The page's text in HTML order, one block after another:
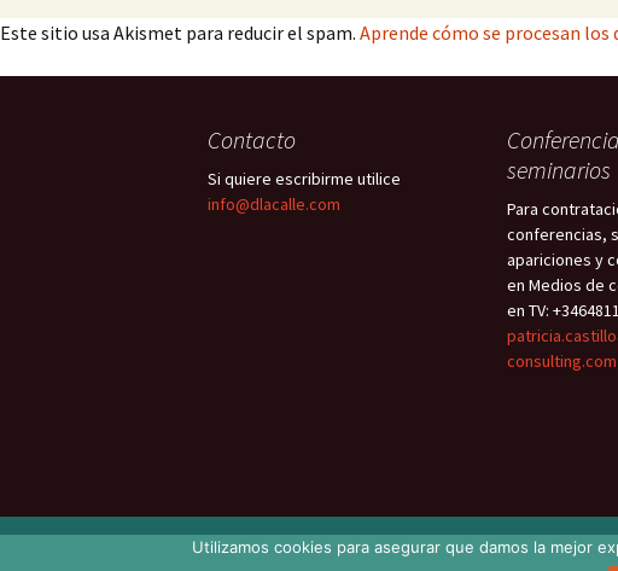
Este sitio usa Akismet para reducir el spam. Aprende cómo se procesan
Contacto
Si quiere escribirme utilice
info@dlacalle.com
seminarios
Para
conferencias,
apariciones y
en Medios de
en TV:
consulting.com
Utilizamos cookies para asegurar que damos la mejor